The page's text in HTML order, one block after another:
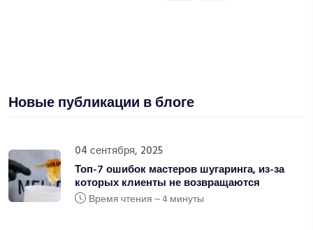
Новые публикации в блоге
04 сентября, 2025
Топ-7 ошибок мастеров шугаринга, из-за
которых клиенты не возвращаются
Время чтения ~ 4 минуты